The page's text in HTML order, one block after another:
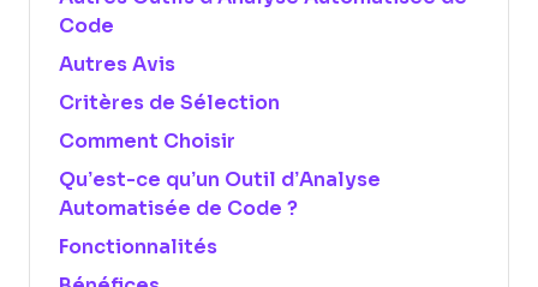
Code
Autres Avis
Critères de Sélection
Comment Choisir
Qu’est-ce qu’un Outil d’Analyse
Automatisée de Code ?
Fonctionnalités